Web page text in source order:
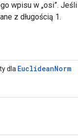
wpisu w „osi”.
z długością 1.
dla EuclideanNorm